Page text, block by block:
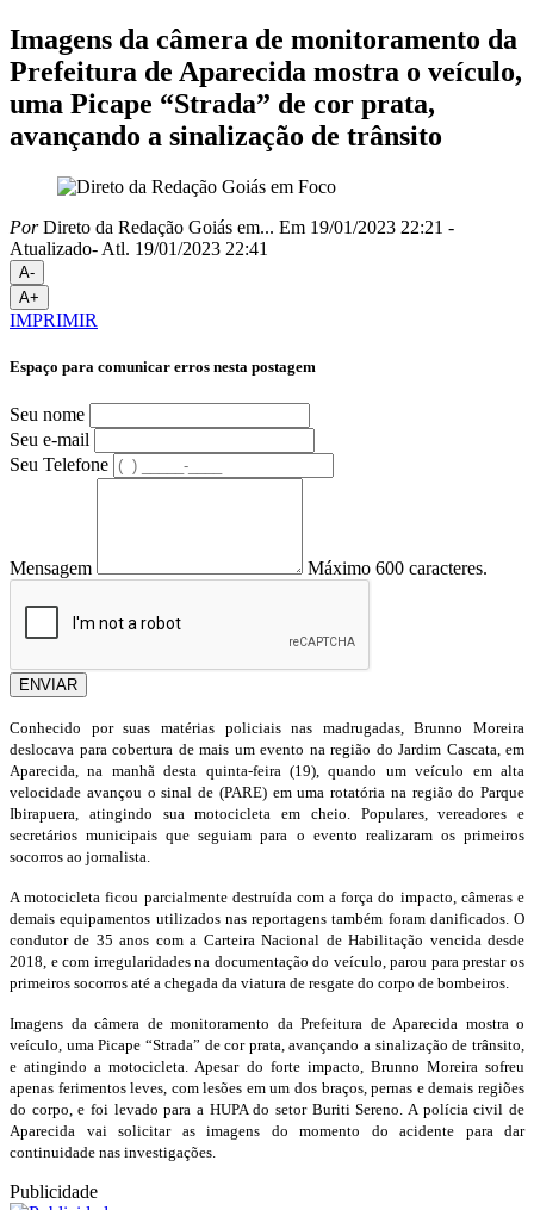
Imagens da câmera de monitoramento da
Prefeitura de Aparecida mostra o veículo,
uma Picape “Strada” de cor prata,
avançando a sinalização de trânsito
PorDireto da Redação Goiás em... Em 19/01/2023 22:21 -
Atualizado- Atl. 19/01/2023 22:41
A-
A+
IMPRIMIR
Espaço para comunicar erros nesta postagem
Seu nome
Seu e-mail
Seu Telefone
Mensagem Máximo 600 caracteres.
ENVIAR
Conhecido por suas matérias policiais nas madrugadas, Brunno Moreira
deslocava para cobertura de mais um evento na região do Jardim Cascata, em
Aparecida, na manhã desta quinta-feira (19), quando um veículo em alta
velocidade avançou o sinal de (PARE) em uma rotatória na região do Parque
Ibirapuera, atingindo sua motocicleta em cheio. Populares, vereadores e
secretários municipais que seguiam para o evento realizaram os primeiros
socorros ao jornalista.
A motocicleta ficou parcialmente destruída com a força do impacto, câmeras e
demais equipamentos utilizados nas reportagens também foram danificados. O
condutor de 35 anos com a Carteira Nacional de Habilitação vencida desde
2018, e com irregularidades na documentação do veículo, parou para prestar os
primeiros socorros até a chegada da viatura de resgate do corpo de bombeiros.
Imagens da câmera de monitoramento da Prefeitura de Aparecida mostra o
veículo, uma Picape “Strada” de cor prata, avançando a sinalização de trânsito,
e atingindo a motocicleta. Apesar do forte impacto, Brunno Moreira sofreu
apenas ferimentos leves, com lesões em um dos braços, pernas e demais regiões
do corpo, e foi levado para a HUPA do setor Buriti Sereno. A polícia civil de
Aparecida vai solicitar as imagens do momento do acidente para dar
continuidade nas investigações.
Publicidade